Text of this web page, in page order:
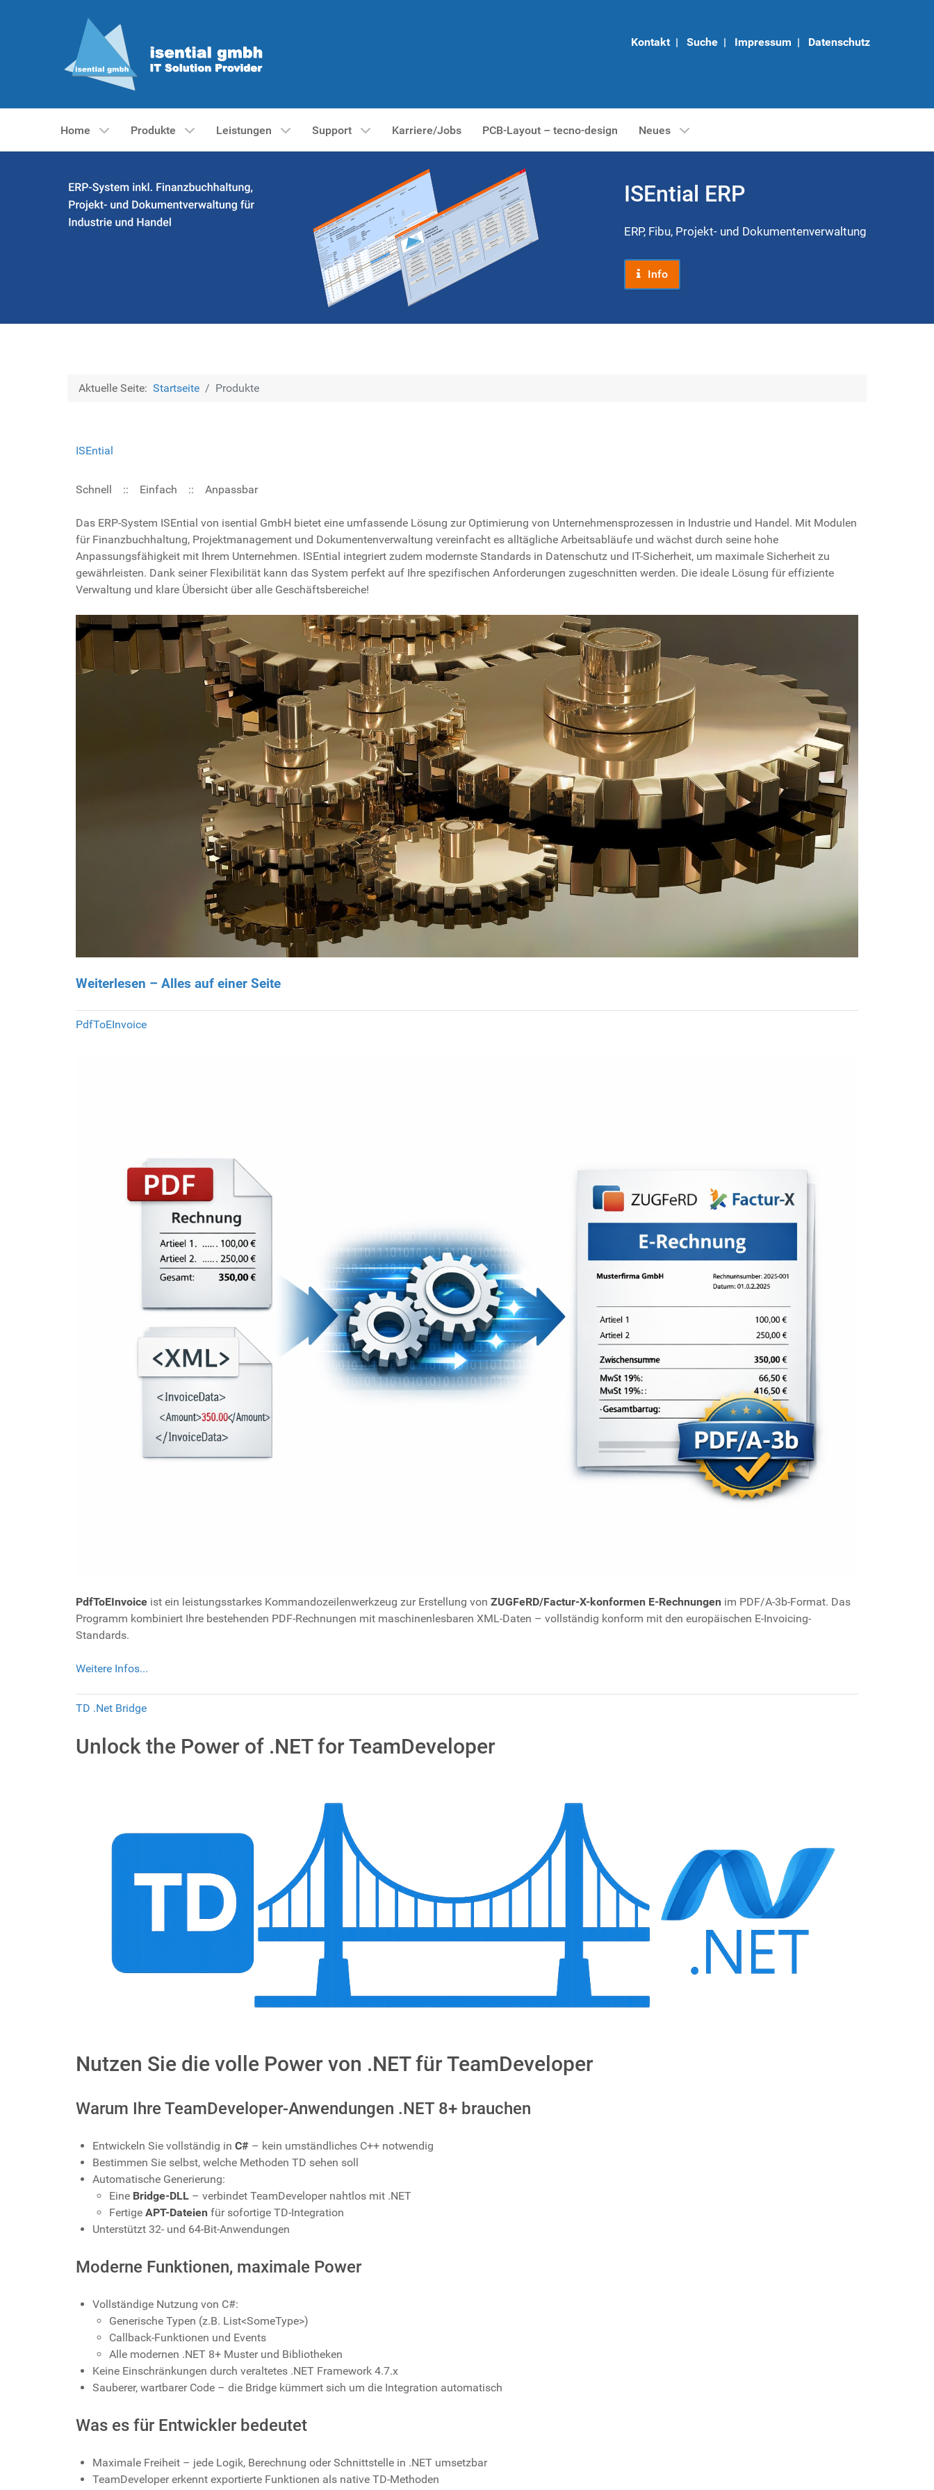
Kontakt | Suche | Impressum | Datenschutz
Home Produkte Leistungen Support Karriere/Jobs PCB-Layout – tecno-design Neues
ISEntial ERP
ERP, Fibu, Projekt- und Dokumentenverwaltung
Info
Aktuelle Seite: Startseite Produkte
ISEntial
Schnell :: Einfach :: Anpassbar
Das ERP-System ISEntial von isential GmbH bietet eine umfassende Lösung zur Optimierung von Unternehmensprozessen in Industrie und Handel. Mit Modulen
für Finanzbuchhaltung, Projektmanagement und Dokumentenverwaltung vereinfacht es alltägliche Arbeitsabläufe und wächst durch seine hohe
Anpassungsfähigkeit mit Ihrem Unternehmen. ISEntial integriert zudem modernste Standards in Datenschutz und IT-Sicherheit, um maximale Sicherheit zu
gewährleisten. Dank seiner Flexibilität kann das System perfekt auf Ihre spezifischen Anforderungen zugeschnitten werden. Die ideale Lösung für effiziente
Verwaltung und klare Übersicht über alle Geschäftsbereiche!
Weiterlesen – Alles auf einer Seite
PdfToEInvoice
PdfToEInvoice ist ein leistungsstarkes Kommandozeilenwerkzeug zur Erstellung von ZUGFeRD/Factur-X-konformen E-Rechnungen im PDF/A-3b-Format. Das
Programm kombiniert Ihre bestehenden PDF-Rechnungen mit maschinenlesbaren XML-Daten – vollständig konform mit den europäischen E-Invoicing-
Standards.
Weitere Infos...
TD .Net Bridge
Unlock the Power of .NET for TeamDeveloper
Nutzen Sie die volle Power von .NET für TeamDeveloper
Warum Ihre TeamDeveloper-Anwendungen .NET 8+ brauchen
Entwickeln Sie vollständig in C# – kein umständliches C++ notwendig
Bestimmen Sie selbst, welche Methoden TD sehen soll
Automatische Generierung:
Eine Bridge-DLL – verbindet TeamDeveloper nahtlos mit .NET
Fertige APT-Dateien für sofortige TD-Integration
Unterstützt 32- und 64-Bit-Anwendungen
Moderne Funktionen, maximale Power
Vollständige Nutzung von C#:
Generische Typen (z.B. List<SomeType>)
Callback-Funktionen und Events
Alle modernen .NET 8+ Muster und Bibliotheken
Keine Einschränkungen durch veraltetes .NET Framework 4.7.x
Sauberer, wartbarer Code – die Bridge kümmert sich um die Integration automatisch
Was es für Entwickler bedeutet
Maximale Freiheit – jede Logik, Berechnung oder Schnittstelle in .NET umsetzbar
TeamDeveloper erkennt exportierte Funktionen als native TD-Methoden